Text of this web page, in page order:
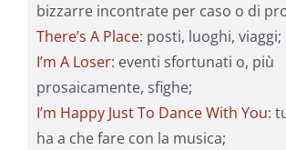
bizzarre incontrate per caso o di
There’s A Place: posti, luoghi, viaggi;
I’m A Loser: eventi sfortunati o, più
prosaicamente, sfighe;
I’m Happy Just To Dance With You:
ha a che fare con la musica;